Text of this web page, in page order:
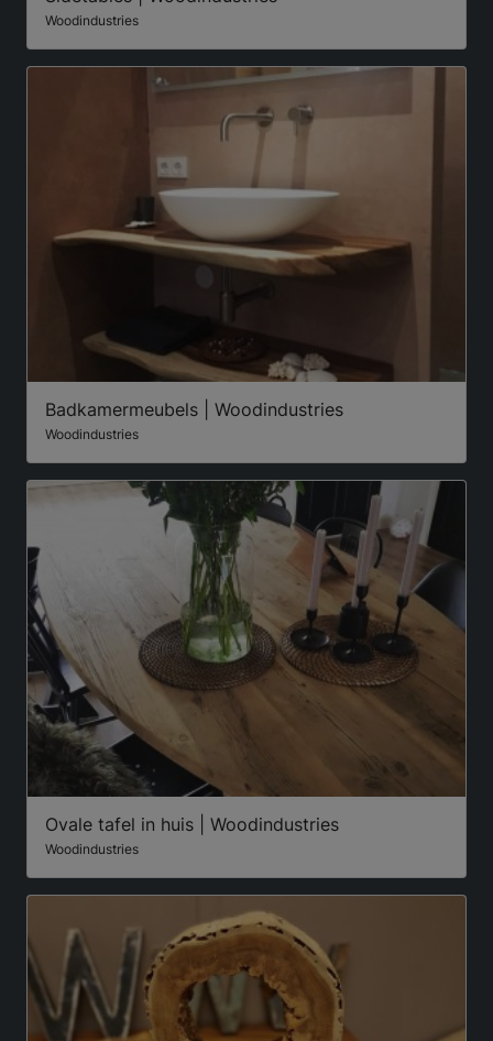
Woodindustries
Badkamermeubels | Woodindustries
Woodindustries
Ovale tafel in huis | Woodindustries
Woodindustries